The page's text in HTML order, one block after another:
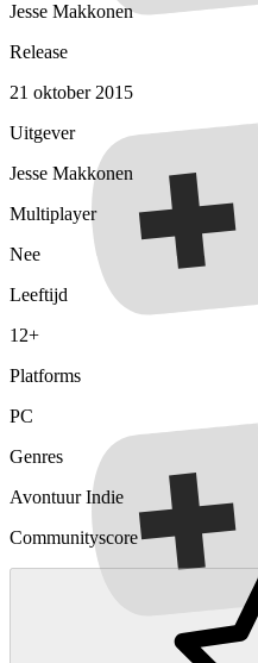
Jesse Makkonen
Release
21 oktober 2015
Uitgever
Jesse Makkonen
Multiplayer
Nee
Leeftijd
12+
Platforms
PC
Genres
Avontuur Indie
Communityscore